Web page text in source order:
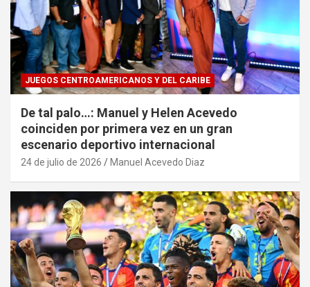
JUEGOS CENTROAMERICANOS Y DEL CARIBE
De tal palo…: Manuel y Helen Acevedo
coinciden por primera vez en un gran
escenario deportivo internacional
24 de julio de 2026 Manuel Acevedo Diaz